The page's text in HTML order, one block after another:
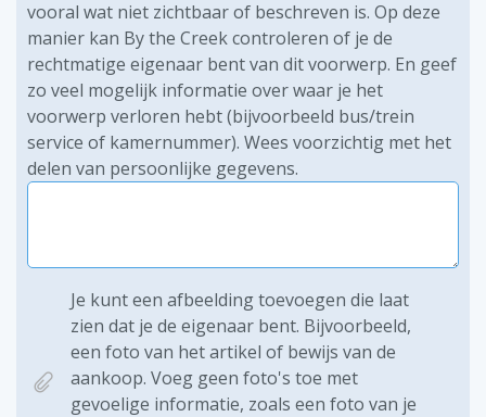
vooral wat niet zichtbaar of beschreven is. Op deze
manier kan By the Creek controleren of je de
rechtmatige eigenaar bent van dit voorwerp. En geef
zo veel mogelijk informatie over waar je het
voorwerp verloren hebt (bijvoorbeeld bus/trein
service of kamernummer). Wees voorzichtig met het
delen van persoonlijke gegevens.
Je kunt een afbeelding toevoegen die laat
zien dat je de eigenaar bent. Bijvoorbeeld,
een foto van het artikel of bewijs van de
aankoop. Voeg geen foto's toe met
gevoelige informatie, zoals een foto van je